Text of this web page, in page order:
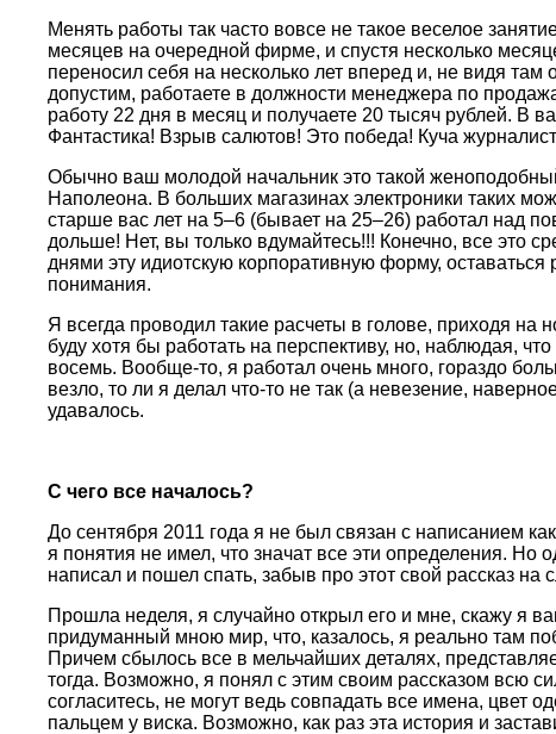
Менять работы так часто вовсе не такое веселое
месяцев на очередной фирме, и спустя несколько
переносил себя на несколько лет вперед и, не видя
допустим, работаете в должности менеджера по
работу 22 дня в месяц и получаете 20 тысяч рублей. В
Фантастика! Взрыв салютов! Это победа! Куча
Обычно ваш молодой начальник это такой
Наполеона. В больших магазинах электроники таких
старше вас лет на 5–6 (бывает на 25–26) работал над
дольше! Нет, вы только вдумайтесь!!! Конечно, все это
днями эту идиотскую корпоративную форму,
понимания.
Я всегда проводил такие расчеты в голове, приходя
буду хотя бы работать на перспективу, но, наблюдая,
восемь. Вообще-то, я работал очень много, гораздо
везло, то ли я делал что-то не так (а невезение,
удавалось.
C чего все началось?
До сентября 2011 года я не был связан с написанием
я понятия не имел, что значат все эти определения. Но
написал и пошел спать, забыв про этот свой рассказ
Прошла неделя, я случайно открыл его и мне, скажу я
придуманный мною мир, что, казалось, я реально там
Причем сбылось все в мельчайших деталях,
тогда. Возможно, я понял с этим своим рассказом всю
согласитесь, не могут ведь совпадать все имена, цвет
пальцем у виска. Возможно, как раз эта история и